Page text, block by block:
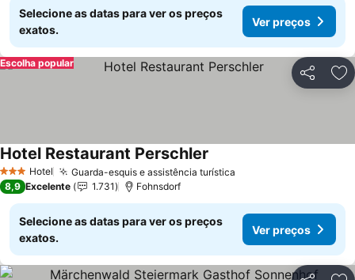
Selecione as datas para ver os preços
exatos.
Ver preços
Partilhar
Escolha popular
3 EstrelasHotel Guarda-esquis e assistência turística
Hotel Restaurant Perschler
8,9 Excelente 1.731 Fohnsdorf
Selecione as datas para ver os preços
exatos.
Ver preços